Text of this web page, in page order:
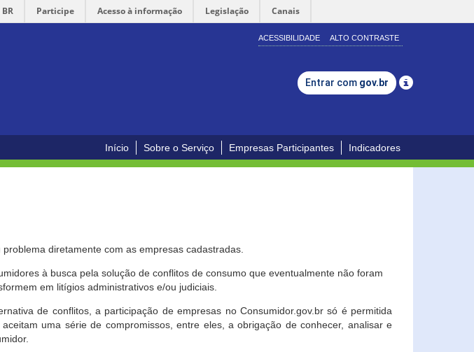
Participe Acesso à informação Legislação Canais
ACESSIBILIDADE ALTO CONTRASTE
Entrar com gov.br
Início Sobre o Serviço Empresas Participantes Indicadores
diretamente com as empresas cadastradas.
à busca pela solução de conflitos de consumo que eventualmente não foram
em litígios administrativos e/ou judiciais.
de conflitos, a participação de empresas no Consumidor.gov.br só é permitida
uma série de compromissos, entre eles, a obrigação de conhecer, analisar e